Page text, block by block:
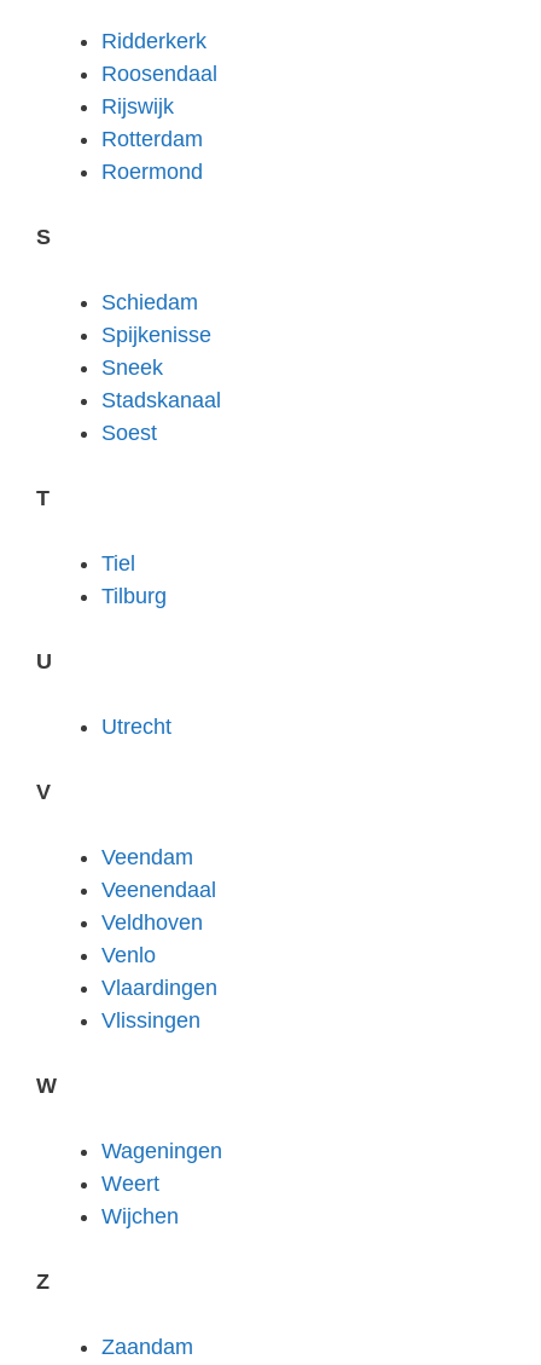
Ridderkerk
Roosendaal
Rijswijk
Rotterdam
Roermond
S
Schiedam
Spijkenisse
Sneek
Stadskanaal
Soest
T
Tiel
Tilburg
U
Utrecht
V
Veendam
Veenendaal
Veldhoven
Venlo
Vlaardingen
Vlissingen
W
Wageningen
Weert
Wijchen
Z
Zaandam